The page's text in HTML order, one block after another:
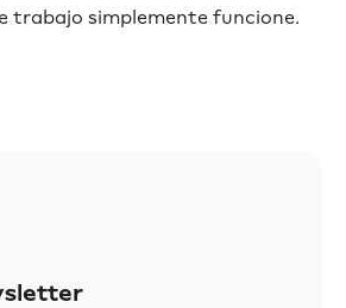
trabajo simplemente funcione.